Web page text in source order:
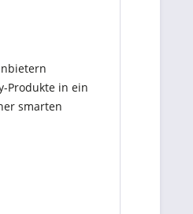
Produkte in ein
smarten